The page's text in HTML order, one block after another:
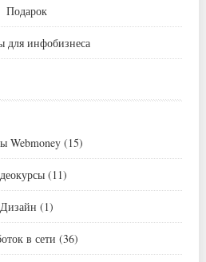
Подарок
для инфобизнеса
Webmoney(15)
(11)
Дизайн (1)
в сети (36)